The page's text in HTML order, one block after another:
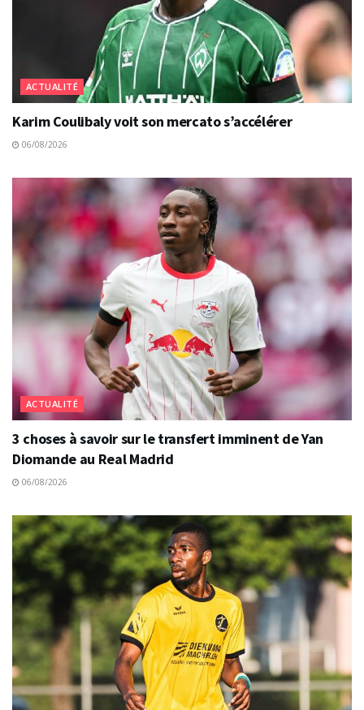
ACTUALITÉ
Karim Coulibaly voit son mercato s’accélérer
06/08/2026
ACTUALITÉ
3 choses à savoir sur le transfert imminent de Yan
Diomande au Real Madrid
06/08/2026